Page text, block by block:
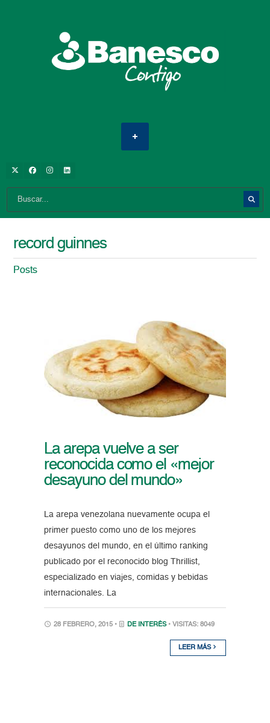
record guinnes
Posts
La arepa vuelve a ser
reconocida como el «mejor
desayuno del mundo»
La arepa venezolana nuevamente ocupa el
primer puesto como uno de los mejores
desayunos del mundo, en el último ranking
publicado por el reconocido blog Thrillist,
especializado en viajes, comidas y bebidas
internacionales. La
28 FEBRERO, 2015 • DE INTERÉS • VISITAS: 8049
LEER MÁS